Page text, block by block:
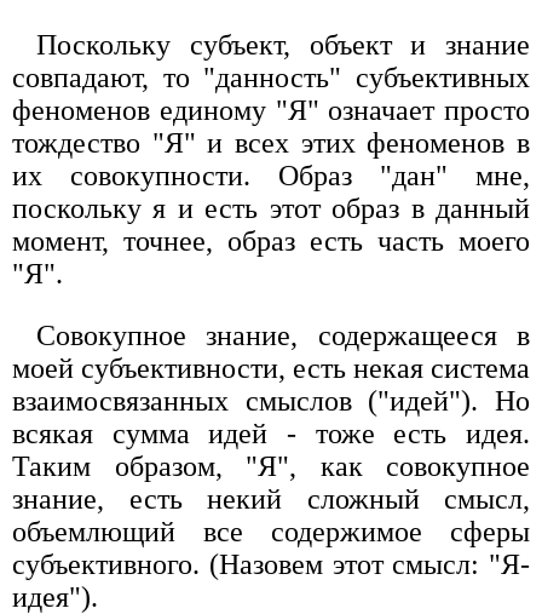
Поскольку субъект, объект и знание
совпадают, то "данность" субъективных
феноменов единому "Я" означает просто
тождество "Я" и всех этих феноменов в
их совокупности. Образ "дан" мне,
поскольку я и есть этот образ в данный
момент, точнее, образ есть часть моего
"Я".
Совокупное знание, содержащееся в
моей субъективности, есть некая система
взаимосвязанных смыслов ("идей"). Но
всякая сумма идей - тоже есть идея.
Таким образом, "Я", как совокупное
знание, есть некий сложный смысл,
объемлющий все содержимое сферы
субъективного. (Назовем этот смысл: "Я-
идея").